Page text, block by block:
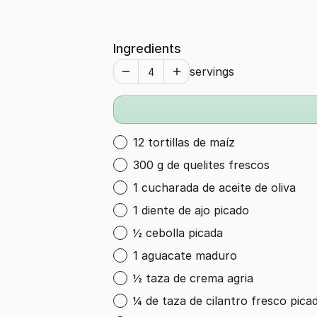
Ingredients
servings
12 tortillas de maíz
300 g de quelites frescos
1 cucharada de aceite de oliva
1 diente de ajo picado
½ cebolla picada
1 aguacate maduro
½ taza de crema agria
¼ de taza de cilantro fresco